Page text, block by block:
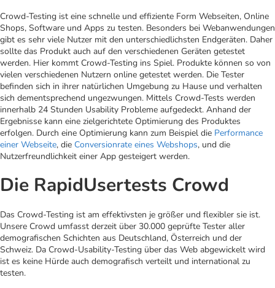
Crowd-Testing ist eine schnelle und effiziente Form Webseiten, Online
Shops, Software und Apps zu testen. Besonders bei Webanwendungen
gibt es sehr viele Nutzer mit den unterschiedlichsten Endgeräten. Daher
sollte das Produkt auch auf den verschiedenen Geräten getestet
werden. Hier kommt Crowd-Testing ins Spiel. Produkte können so von
vielen verschiedenen Nutzern online getestet werden. Die Tester
befinden sich in ihrer natürlichen Umgebung zu Hause und verhalten
sich dementsprechend ungezwungen. Mittels Crowd-Tests werden
innerhalb 24 Stunden Usability Probleme aufgedeckt. Anhand der
Ergebnisse kann eine zielgerichtete Optimierung des Produktes
erfolgen. Durch eine Optimierung kann zum Beispiel die Performance
einer Webseite, die Conversionrate eines Webshops, und die
Nutzerfreundlichkeit einer App gesteigert werden.
Die RapidUsertests Crowd
Das Crowd-Testing ist am effektivsten je größer und flexibler sie ist.
Unsere Crowd umfasst derzeit über 30.000 geprüfte Tester aller
demografischen Schichten aus Deutschland, Österreich und der
Schweiz. Da Crowd-Usability-Testing über das Web abgewickelt wird
ist es keine Hürde auch demografisch verteilt und international zu
testen.